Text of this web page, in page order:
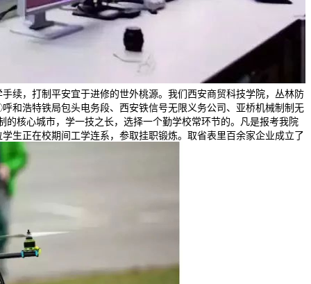
续，打制平安宜于进修的世外桃源。我们西安商贸科技学院，丛林防
和浩特铁局包头电务段、西安铁信号无限义务公司、亚桥机械制制无
的核心城市，学一技之长，选择一个勤学校常环节的。凡是报考我院
生正在校期间工学连系，参取挂职锻炼。取省表里百余家企业成立了